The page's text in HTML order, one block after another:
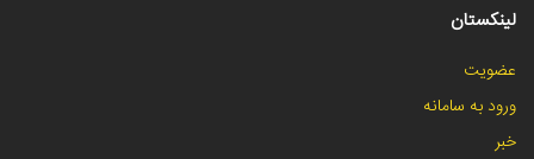
لینکستان
عضویت
ورود به سامانه
خبر